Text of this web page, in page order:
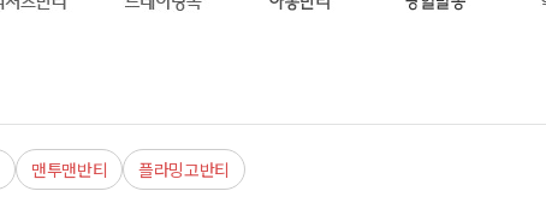
맨투맨반티
플라밍고반티